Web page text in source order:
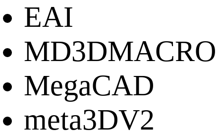
EAI
MD3DMACRO
MegaCAD
meta3DV2